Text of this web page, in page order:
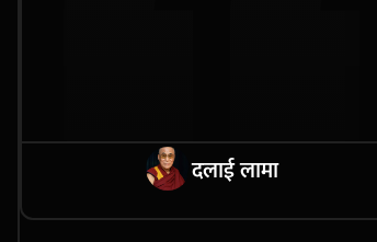
दलाई लामा